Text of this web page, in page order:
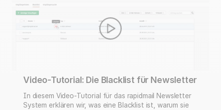
auch responsive.
Video-Tutorial: Die Blacklist für Newsletter
In diesem Video-Tutorial für das rapidmail Newsletter
System erklären wir, was eine Blacklist ist, warum sie